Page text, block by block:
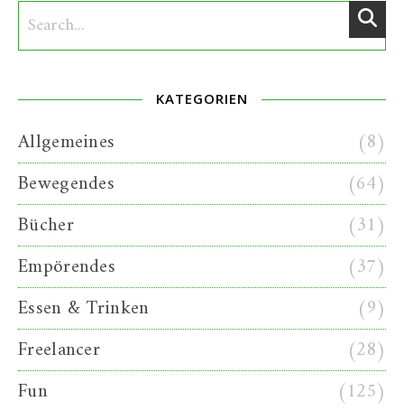
KATEGORIEN
Allgemeines
(8)
Bewegendes
(64)
Bücher
(31)
Empörendes
(37)
Essen & Trinken
(9)
Freelancer
(28)
Fun
(125)